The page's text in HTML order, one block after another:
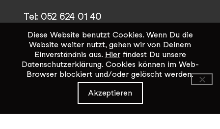
Tel: 052 624 01 40
Öffnungszeiten KiK-Büro:
Mittwoch - Freitag 14:00 - 17:00
Kontaktformular
Diese Website benutzt Cookies. Wenn Du die
Website weiter nutzt, gehen wir von Deinem
Einverständnis aus. Hierfindest Du unsere
Datenschutzerklärung. Cookies können im Web-
Browser blockiert und/oder gelöscht werden.
Akzeptieren